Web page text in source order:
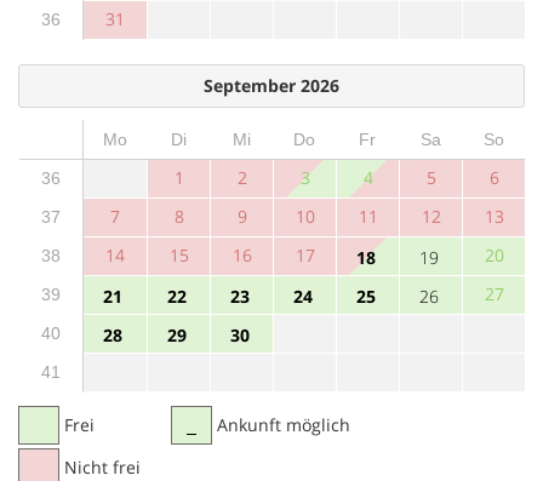
36 31
September 2026
Mo Di Mi Do Fr Sa
So
36
1 2 3 4 5 6
37 7 8 9 10 11 12 13
38 14 15 16 17 18 19 20
39 21 22 23 24 25 26 27
40 28 29 30
41
Frei
Nicht frei
Ankunft möglich